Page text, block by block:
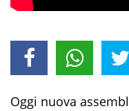
Oggi nuova